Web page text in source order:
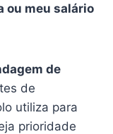
ou meu salário
de
de
utiliza para
prioridade